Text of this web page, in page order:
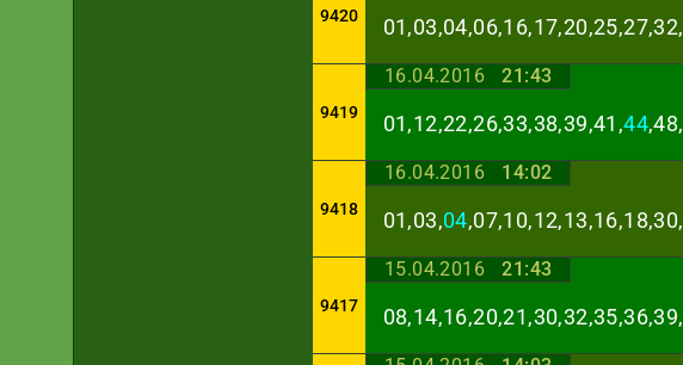
9420 01,03,04,06,16,17,20,25,27,32,
9419
16.04.2016 21:43
01,12,22,26,33,38,39,41,44,48,
9418
16.04.2016 14:02
01,03,04,07,10,12,13,16,18,30,
9417
15.04.2016 21:43
08,14,16,20,21,30,32,35,36,39,